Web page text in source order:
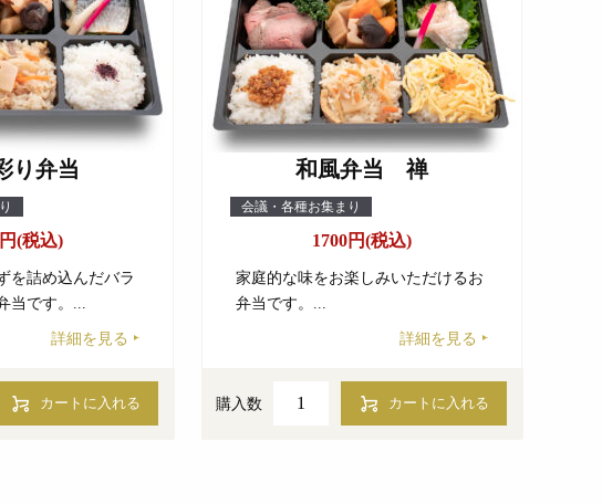
り弁当
(税込)
を詰め込んだバラ
当です。...
詳細を見る
和風弁当 禅
会議・各種お集まり
1700円(税込)
家庭的な味をお楽しみいただけるお
弁当です。...
詳細を見る
購入数